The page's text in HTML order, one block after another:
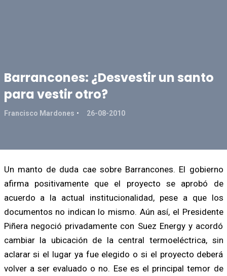
Barrancones: ¿Desvestir un santo
para vestir otro?
Francisco Mardones 26-08-2010
Un manto de duda cae sobre Barrancones. El gobierno
afirma positivamente que el proyecto se aprobó de
acuerdo a la actual institucionalidad, pese a que los
documentos no indican lo mismo. Aún así, el Presidente
Piñera negoció privadamente con Suez Energy y acordó
cambiar la ubicación de la central termoeléctrica, sin
aclarar si el lugar ya fue elegido o si el proyecto deberá
volver a ser evaluado o no. Ese es el principal temor de